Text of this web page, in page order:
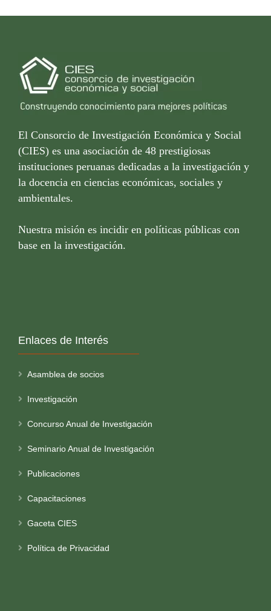
El Consorcio de Investigación Económica y Social
(CIES) es una asociación de 48 prestigiosas
instituciones peruanas dedicadas a la investigación y
la docencia en ciencias económicas, sociales y
ambientales.
Nuestra misión es incidir en políticas públicas con
base en la investigación.
Enlaces de Interés
Asamblea de socios
Investigación
Concurso Anual de Investigación
Seminario Anual de Investigación
Publicaciones
Capacitaciones
Gaceta CIES
Política de Privacidad